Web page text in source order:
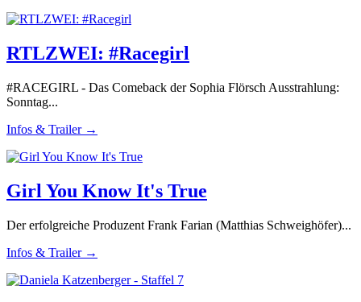
RTLZWEI: #Racegirl
#RACEGIRL - Das Comeback der Sophia Flörsch Ausstrahlung:
Sonntag...
Infos & Trailer →
Girl You Know It's True
Der erfolgreiche Produzent Frank Farian (Matthias Schweighöfer)...
Infos & Trailer →